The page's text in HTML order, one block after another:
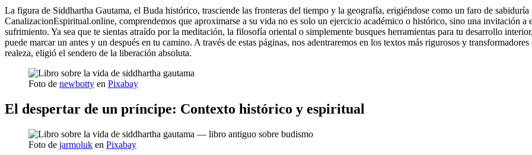
La figura de Siddhartha Gautama, el Buda histórico, trasciende las fronteras del tiempo y la geografía, erigiéndose como un faro de
CanalizacionEspiritual.online, comprendemos que aproximarse a su vida no es solo un ejercicio académico o histórico, sino una invitación a
sufrimiento. Ya sea que te sientas atraído por la meditación, la filosofía oriental o simplemente busques herramientas para tu desarrollo
puede marcar un antes y un después en tu camino. A través de estas páginas, nos adentraremos en los textos más rigurosos y
realeza, eligió el sendero de la liberación absoluta.
Foto de newbotty en Pixabay
El despertar de un príncipe: Contexto histórico y espiritual
Foto de jarmoluk en Pixabay